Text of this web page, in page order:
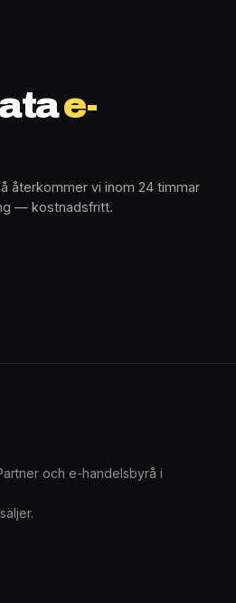
e-
återkommer vi inom 24 timmar
— kostnadsfritt.
och e-handelsbyrå i